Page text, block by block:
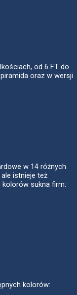
od 6 FT do
oraz w wersji
w 14 różnych
istnieje też
sukna firm:
kolorów: